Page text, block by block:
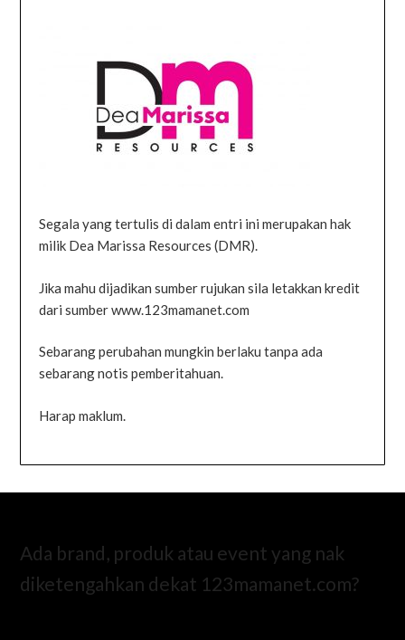
Segala yang tertulis di dalam entri ini merupakan hak
milik Dea Marissa Resources (DMR).
Jika mahu dijadikan sumber rujukan sila letakkan kredit
dari sumber www.123mamanet.com
Sebarang perubahan mungkin berlaku tanpa ada
sebarang notis pemberitahuan.
Harap maklum.
Ada brand, produk atau event yang nak
diketengahkan dekat 123mamanet.com?